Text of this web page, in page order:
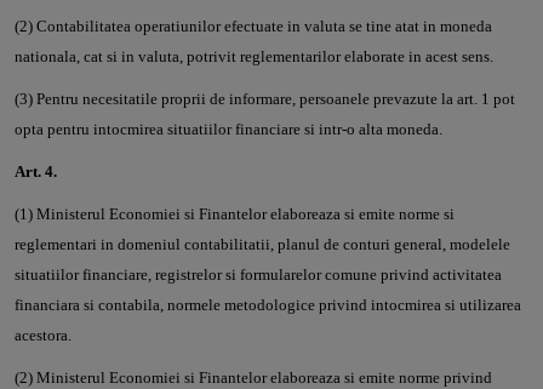
(2) Contabilitatea operatiunilor efectuate in valuta se tine atat in moneda
nationala, cat si in valuta, potrivit reglementarilor elaborate in acest sens.
(3) Pentru necesitatile proprii de informare, persoanele prevazute la art. 1 pot
opta pentru intocmirea situatiilor financiare si intr-o alta moneda.
Art. 4.
(1) Ministerul Economiei si Finantelor elaboreaza si emite norme si
reglementari in domeniul contabilitatii, planul de conturi general, modelele
situatiilor financiare, registrelor si formularelor comune privind activitatea
financiara si contabila, normele metodologice privind intocmirea si utilizarea
acestora.
(2) Ministerul Economiei si Finantelor elaboreaza si emite norme privind